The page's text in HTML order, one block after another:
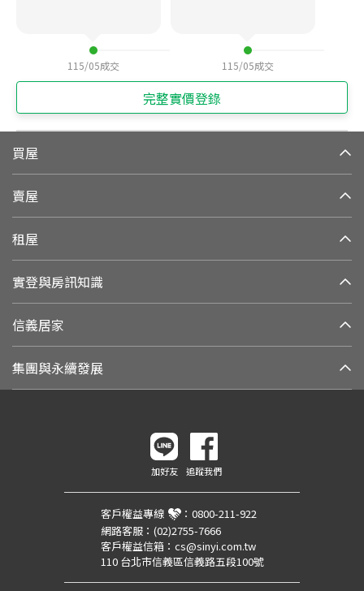
115/05成交 115/05成交
完整實價登錄
買屋
賣屋
租屋
實登與房訊知識
信義居家
集團與永續發展
加好友 追蹤我們
客戶權益專線 ： 0800-211-922
網路客服： (02)2755-7666
客戶權益信箱： cs@sinyi.com.tw
110 台北市信義區信義路五段100號